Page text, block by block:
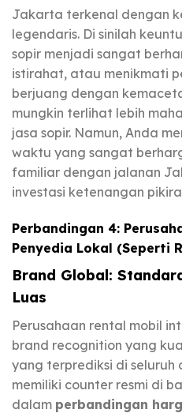
Jakarta terkenal dengan
legendaris. Di sinilah
sopir menjadi sangat
istirahat, atau menikmati
berjuang dengan
mungkin terlihat lebih
jasa sopir. Namun, Anda
waktu yang sangat
familiar dengan jalanan
investasi ketenangan
Perbandingan 4:
Penyedia Lokal (Seperti
Brand Global:
Luas
Perusahaan rental mobil
brand recognition yang
yang terprediksi di seluruh
memiliki counter resmi di
dalam perbandingan